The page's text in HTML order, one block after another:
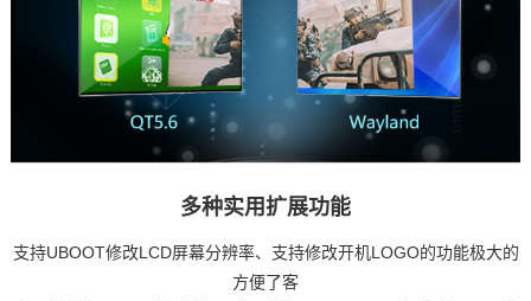
多种实用扩展功能
支持UBOOT修改LCD屏幕分辨率、支持修改开机LOGO的功能极大的
方便了客